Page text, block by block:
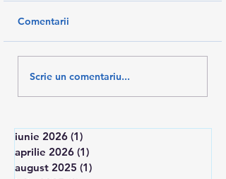
AM SALVAT 10% DIN
Comentarii
Scrie un comentariu...
iunie 2026 (1)
aprilie 2026 (1)
august 2025 (1)